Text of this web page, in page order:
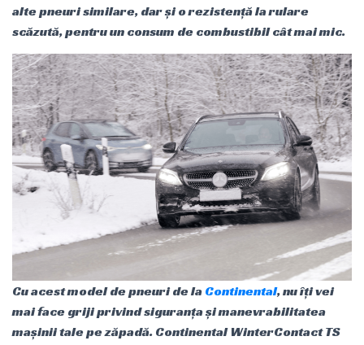
alte pneuri similare, dar și o rezistență la rulare
scăzută, pentru un consum de combustibil cât mai mic.
Cu acest model de pneuri de laContinental, nu îți vei
mai face griji privind siguranța și manevrabilitatea
mașinii tale pe zăpadă. Continental WinterContact TS